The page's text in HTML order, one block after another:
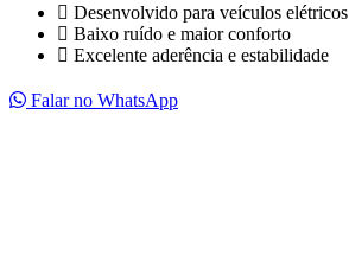
Desenvolvido para veículos elétricos
Baixo ruído e maior conforto
Excelente aderência e estabilidade
Falar no WhatsApp